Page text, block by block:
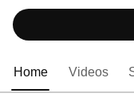
créer leur entreprise ou
Depuis 2014, PÉPITE
former et d’accompagner
Home Videos